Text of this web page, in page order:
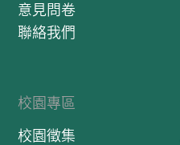
意見問卷
聯絡我們
校園專區
校園徵集